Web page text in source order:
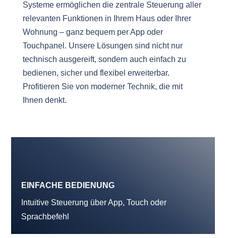
Systeme ermöglichen die zentrale Steuerung aller
relevanten Funktionen in Ihrem Haus oder Ihrer
Wohnung – ganz bequem per App oder
Touchpanel. Unsere Lösungen sind nicht nur
technisch ausgereift, sondern auch einfach zu
bedienen, sicher und flexibel erweiterbar.
Profitieren Sie von moderner Technik, die mit
Ihnen denkt.
EINFACHE BEDIENUNG
Intuitive Steuerung über App, Touch oder
Sprachbefehl